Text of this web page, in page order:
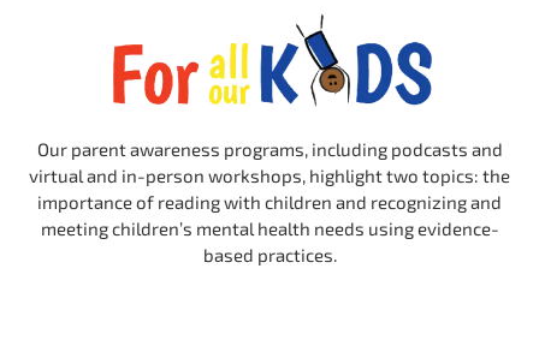
Our parent awareness programs, including podcasts and
virtual and in-person workshops, highlight two topics: the
importance of reading with children and recognizing and
meeting children’s mental health needs using evidence-
based practices.